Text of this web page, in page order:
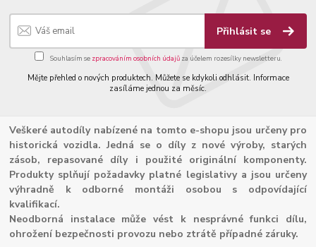
Přihlásit se
Souhlasím se zpracováním osobních údajůza účelem rozesílky newsletteru.
Mějte přehled o nových produktech. Můžete se kdykoli odhlásit. Informace
zasíláme jednou za měsíc.
Veškeré autodíly nabízené na tomto e-shopu jsou určeny pro
historická vozidla. Jedná se o díly z nové výroby, starých
zásob, repasované díly i použité originální komponenty.
Produkty splňují požadavky platné legislativy a jsou určeny
výhradně k odborné montáži osobou s odpovídající
kvalifikací.
Neodborná instalace může vést k nesprávné funkci dílu,
ohrožení bezpečnosti provozu nebo ztrátě případné záruky.